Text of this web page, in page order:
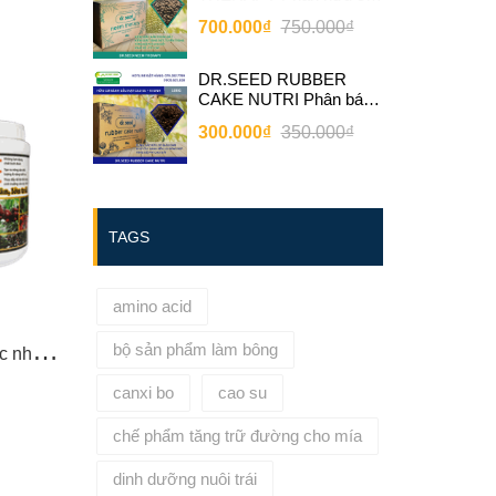
B
IG Chế phẩm làm già lá chắc nhân lớn trái 6-30-30
vi sinh
700.000₫ 750.000₫
DR.SEED RUBBER
CAKE NUTRI Phân bánh
sinh
300.000₫ 350.000₫
TAGS
amino acid
bộ sản phẩm làm bông
canxi bo cao su
chế phẩm tăng trữ đường cho mía
dinh dưỡng nuôi trái